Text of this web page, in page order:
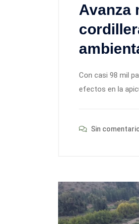
Avanza
Con casi 98 mil
efectos en la
Sin